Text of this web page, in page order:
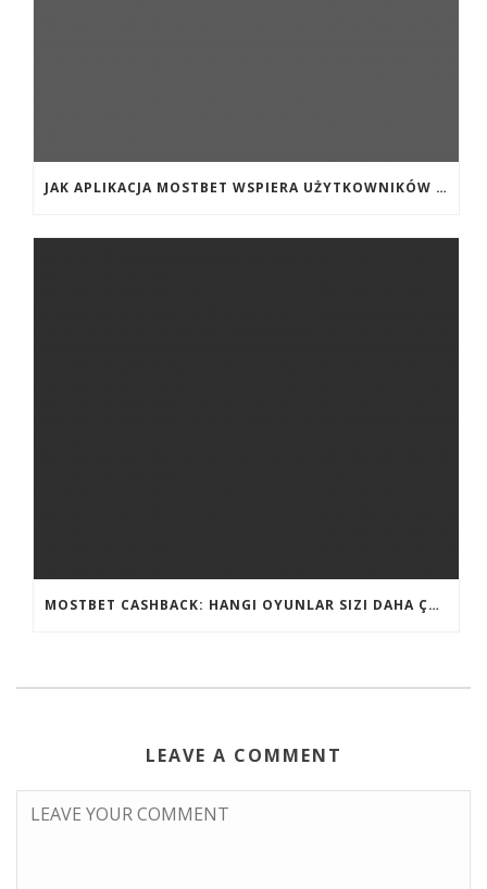
JAK APLIKACJA MOSTBET WSPIERA UŻYTKOWNIKÓW ANDROIDA?
MOSTBET CASHBACK: HANGI OYUNLAR SIZI DAHA ÇOX QAZANA BILƏR?
LEAVE A COMMENT